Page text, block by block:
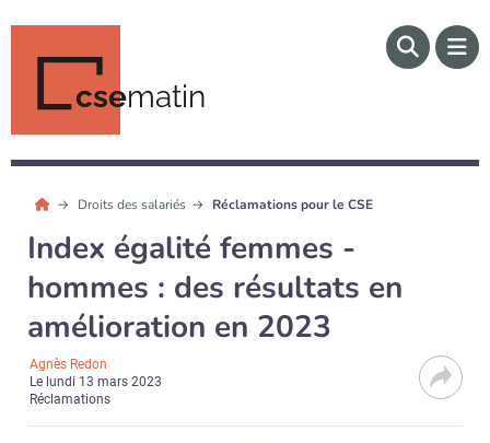
csematin
Droits des salariés Réclamations pour le CSE
Index égalité femmes -
hommes : des résultats en
amélioration en 2023
Agnès Redon
Le lundi 13 mars 2023
Réclamations